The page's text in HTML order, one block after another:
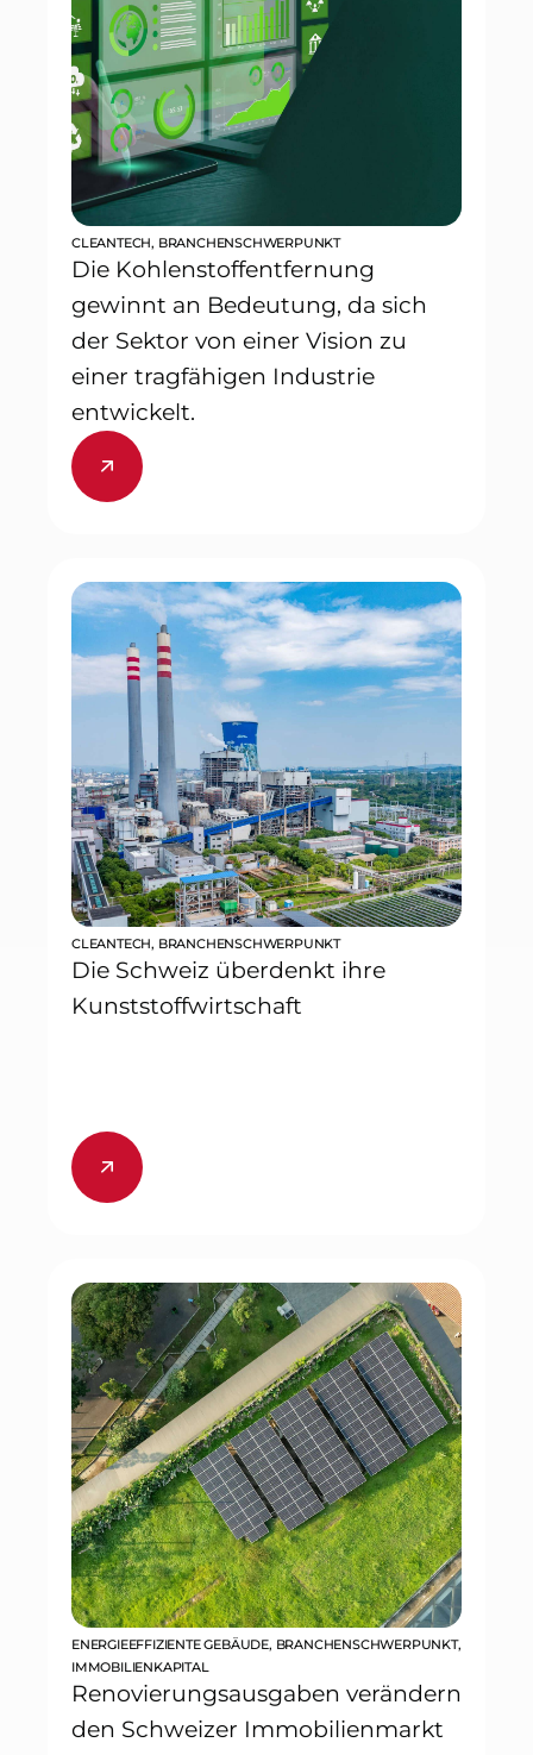
CLEANTECH, BRANCHENSCHWERPUNKT
Die Kohlenstoffentfernung
gewinnt an Bedeutung, da sich
der Sektor von einer Vision zu
einer tragfähigen Industrie
entwickelt.
CLEANTECH, BRANCHENSCHWERPUNKT
Die Schweiz überdenkt ihre
Kunststoffwirtschaft
ENERGIEEFFIZIENTE GEBÄUDE, BRANCHENSCHWERPUNKT,
IMMOBILIENKAPITAL
Renovierungsausgaben verändern
den Schweizer Immobilienmarkt